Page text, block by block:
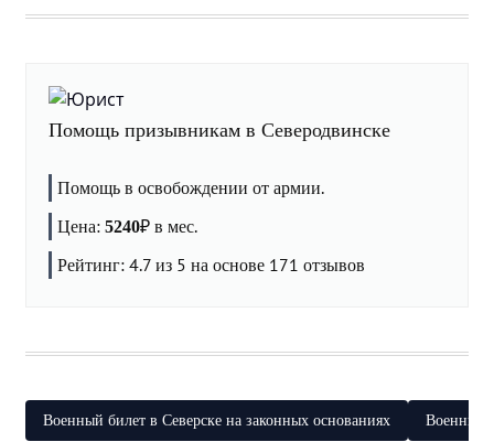
Помощь призывникам в Северодвинске
Помощь в освобождении от армии.
Цена: 5240₽ в мес.
Рейтинг: 4.7 из 5 на основе 171 отзывов
Военный билет в Северске на законных основаниях Военный